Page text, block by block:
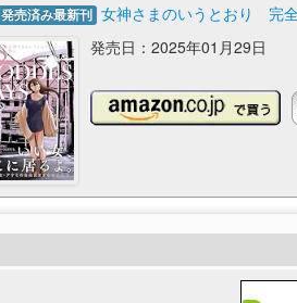
発売済み最新刊 女神さまのいうとおり 完
発売日：2025年01月29日